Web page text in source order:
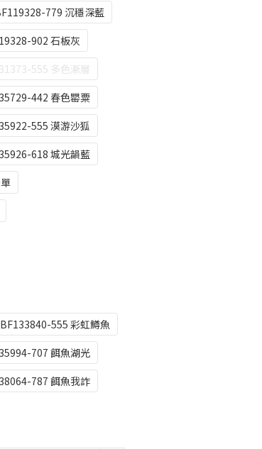
779 沉穩深藍
902 石板灰
555 多色漸層
442 春色罌粟
555 漠游沙狐
618 城光韻藍
BF133840-555 彩虹鱒魚
707 餌魚湖光
787 餌魚我詐